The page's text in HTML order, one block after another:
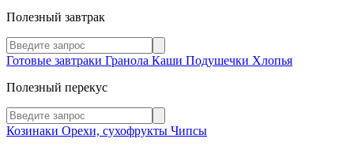
Полезный завтрак
Готовые завтраки Гранола Каши Подушечки Хлопья
Полезный перекус
Козинаки Орехи, сухофрукты Чипсы